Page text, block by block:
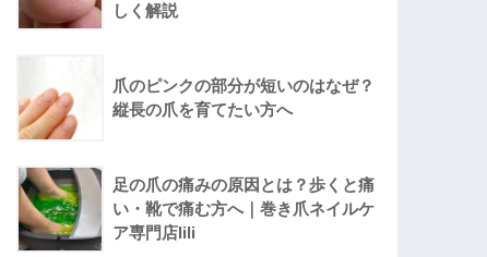
しく解説
爪のピンクの部分が短いのはなぜ？
縦長の爪を育てたい方へ
足の爪の痛みの原因とは？歩くと痛
い・靴で痛む方へ｜巻き爪ネイルケ
ア専門店lili